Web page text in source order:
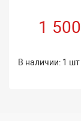
1
В наличии: 1 шт